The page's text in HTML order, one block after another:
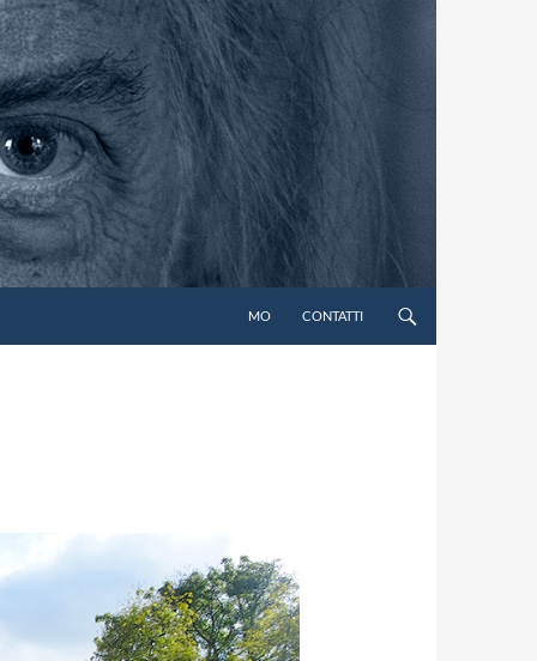
MO CONTATTI